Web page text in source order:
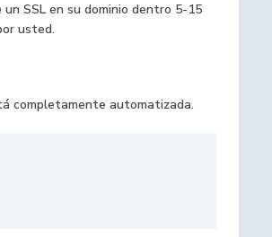
SSL en su dominio dentro 5-15
usted.
completamente automatizada.